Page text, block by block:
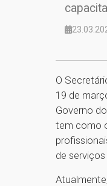
O
19 de
Governo
tem como
de